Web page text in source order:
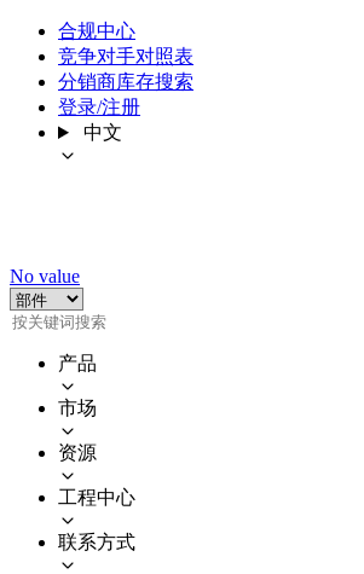
合规中心
竞争对手对照表
分销商库存搜索
登录/注册
中文
No value
产品
市场
资源
工程中心
联系方式